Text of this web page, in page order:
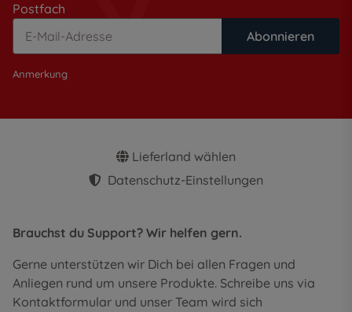
Postfach
Abonnieren
Anmerkung
Lieferland wählen
Datenschutz-Einstellungen
Brauchst du Support? Wir helfen gern.
Gerne unterstützen wir Dich bei allen Fragen und
Anliegen rund um unsere Produkte. Schreibe uns via
Kontaktformular und unser Team wird sich